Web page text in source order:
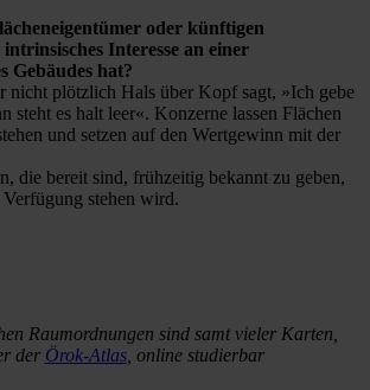
oder künftigen
Interesse an einer
Gebäudes hat?
nicht plötzlich Hals über Kopf sagt, »Ich gebe
steht es halt leer«. Konzerne lassen Flächen
und setzen auf den Wertgewinn mit der
die bereit sind, frühzeitig bekannt zu geben,
stehen wird.
Raumordnungen sind samt vieler Karten,
der Örok-Atlas, online studierbar